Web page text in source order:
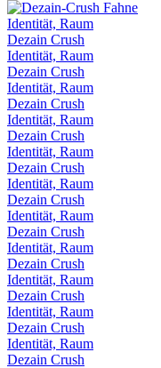
Identität, Raum
Dezain Crush
Identität, Raum
Dezain Crush
Identität, Raum
Dezain Crush
Identität, Raum
Dezain Crush
Identität, Raum
Dezain Crush
Identität, Raum
Dezain Crush
Identität, Raum
Dezain Crush
Identität, Raum
Dezain Crush
Identität, Raum
Dezain Crush
Identität, Raum
Dezain Crush
Identität, Raum
Dezain Crush